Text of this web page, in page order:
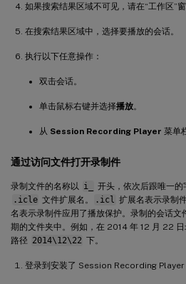
如果搜索结果区域不可见，请在“工作区”
在搜索结果区域中，选择要播放的会话。
执行以下任意操作：
双击会话。
单击鼠标右键并选择播放。
从 Session Recording Player 菜单
通过访问文件打开录制件
录制文件的名称以 i_ 开头，依次后跟唯一的
.icle 文件扩展名。 .icl 扩展名表示录制
名表示录制件应用了播放保护。录制的会话文
期的文件夹中。例如，在 2014 年 12 月 22
路径 2014\12\22 下。
登录到安装了 Session Recording Player